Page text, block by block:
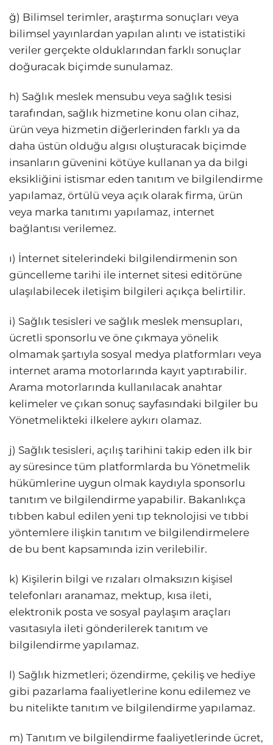
ğ) Bilimsel terimler, araştırma sonuçları veya
bilimsel yayınlardan yapılan alıntı ve istatistiki
veriler gerçekte olduklarından farklı sonuçlar
doğuracak biçimde sunulamaz.
h) Sağlık meslek mensubu veya sağlık tesisi
tarafından, sağlık hizmetine konu olan cihaz,
ürün veya hizmetin diğerlerinden farklı ya da
daha üstün olduğu algısı oluşturacak biçimde
insanların güvenini kötüye kullanan ya da bilgi
eksikliğini istismar eden tanıtım ve bilgilendirme
yapılamaz, örtülü veya açık olarak firma, ürün
veya marka tanıtımı yapılamaz, internet
bağlantısı verilemez.
ı) İnternet sitelerindeki bilgilendirmenin son
güncelleme tarihi ile internet sitesi editörüne
ulaşılabilecek iletişim bilgileri açıkça belirtilir.
i) Sağlık tesisleri ve sağlık meslek mensupları,
ücretli sponsorlu ve öne çıkmaya yönelik
olmamak şartıyla sosyal medya platformları veya
internet arama motorlarında kayıt yaptırabilir.
Arama motorlarında kullanılacak anahtar
kelimeler ve çıkan sonuç sayfasındaki bilgiler bu
Yönetmelikteki ilkelere aykırı olamaz.
j) Sağlık tesisleri, açılış tarihini takip eden ilk bir
ay süresince tüm platformlarda bu Yönetmelik
hükümlerine uygun olmak kaydıyla sponsorlu
tanıtım ve bilgilendirme yapabilir. Bakanlıkça
tıbben kabul edilen yeni tıp teknolojisi ve tıbbi
yöntemlere ilişkin tanıtım ve bilgilendirmelere
de bu bent kapsamında izin verilebilir.
k) Kişilerin bilgi ve rızaları olmaksızın kişisel
telefonları aranamaz, mektup, kısa ileti,
elektronik posta ve sosyal paylaşım araçları
vasıtasıyla ileti gönderilerek tanıtım ve
bilgilendirme yapılamaz.
l) Sağlık hizmetleri; özendirme, çekiliş ve hediye
gibi pazarlama faaliyetlerine konu edilemez ve
bu nitelikte tanıtım ve bilgilendirme yapılamaz.
m) Tanıtım ve bilgilendirme faaliyetlerinde ücret,